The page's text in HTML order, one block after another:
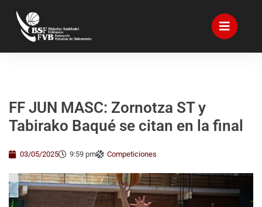
FF JUN MASC: Zornotza ST y
Tabirako Baqué se citan en la final
03/05/2025 9:59 pm Competiciones